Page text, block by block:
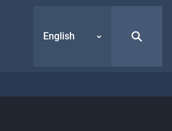
English